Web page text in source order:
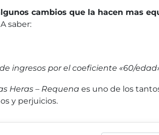
cambios que la hacen mas
saber:
ingresos por el coeficiente «60/
Heras – Requena es uno de los
y perjuicios.